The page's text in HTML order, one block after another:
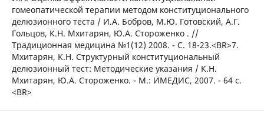
гомеопатической терапии методом конституционального
делюзионного теста / И.А. Бобров, М.Ю. Готовский, А.Г.
Гольцов, К.Н. Мхитарян, Ю.А. Стороженко . //
Традиционная медицина №1(12) 2008. - С. 18-23.<BR>7.
Мхитарян, К.Н. Структурный конституциональный
делюзионный тест: Методические указания / К.Н.
Мхитарян, Ю.А. Стороженко. - М.: ИМЕДИС, 2007. - 64 с.
<BR>